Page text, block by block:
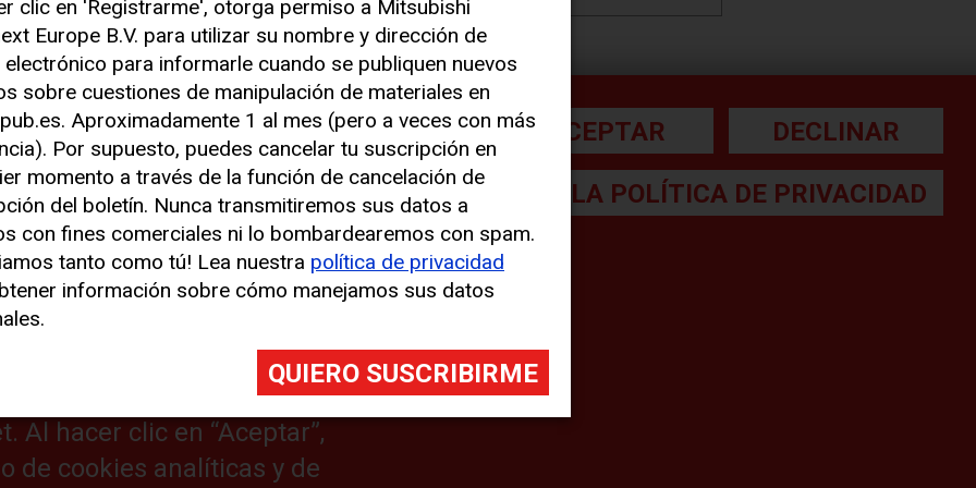
mejorar su experiencia
similares (denominadas, en su
cookies analíticas para
web. También hacemos uso
su experiencia en nuestro
de ubicación). Estas
en su dispositivo y pueden
hacer clic en “Aceptar”,
de cookies analíticas y de
ACEPTAR DECLINAR
LEA LA POLÍTICA DE PRIVACIDAD
Compartir [addtoany]
large
clic en 'Registrarme', otorga permiso a Mitsubishi
Europe B.V. para utilizar su nombre y dirección de
para informarle cuando se publiquen nuevos
sobre cuestiones de manipulación de materiales en
Aproximadamente 1 al mes (pero a veces con más
Por supuesto, puedes cancelar tu suscripción en
momento a través de la función de cancelación de
del boletín. Nunca transmitiremos sus datos a
con fines comerciales ni lo bombardearemos con spam.
tanto como tú! Lea nuestra política de privacidad
información sobre cómo manejamos sus datos